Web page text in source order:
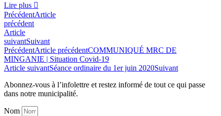
Lire plus
PrécédentArticle
précédent
Article
suivantSuivant
PrécédentArticle précédentCOMMUNIQUÉ MRC DE
MINGANIE | Situation Covid-19
Article suivantSéance ordinaire du 1er juin 2020Suivant
Abonnez-vous à l’infolettre et restez informé de tout ce qui passe
dans notre municipalité.
Nom